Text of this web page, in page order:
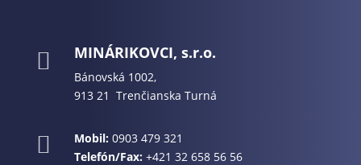
 MINÁRIKOVCI, s.r.o.
Bánovská 1002,
913 21 Trenčianska Turná
 Mobil: 0903 479 321
Telefón/Fax:+421 32 658 56 56